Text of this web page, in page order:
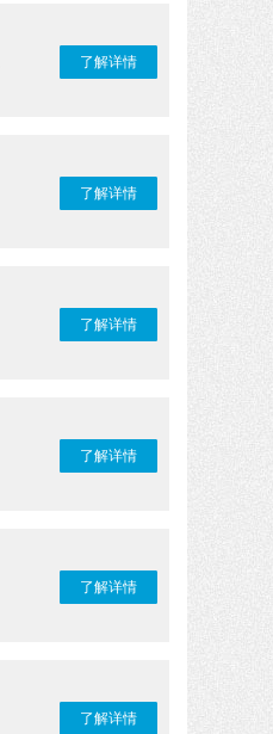
了解详情
了解详情
了解详情
了解详情
了解详情
了解详情